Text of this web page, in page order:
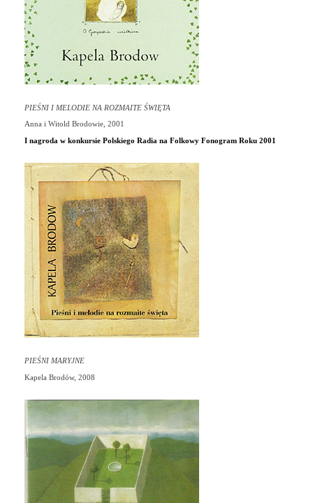
PIEŚNI I MELODIE NA ROZMAITE ŚWIĘTA
Anna i Witold Brodowie, 2001
I nagroda w konkursie Polskiego Radia na Folkowy Fonogram Roku 2001
PIEŚNI MARYJNE
Kapela Brodów, 2008